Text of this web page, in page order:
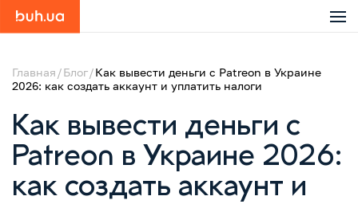
Главная Блог Как вывести деньги с Patreon в Украине
2026: как создать аккаунт и уплатить налоги
Как вывести деньги с
Patreon в Украине 2026:
как создать аккаунт и